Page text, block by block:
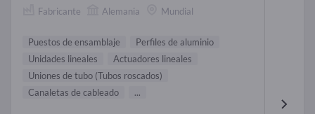
Fabricante Alemania Mundial
Puestos de ensamblaje
Perfiles de aluminio
Unidades lineales
Actuadores lineales
Uniones de tubo (Tubos roscados)
Canaletas de cableado
...